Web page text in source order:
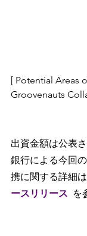
[ Potential Areas
Groovenauts
出資金額は公表
銀行による今回
携に関する詳細
ースリリース を